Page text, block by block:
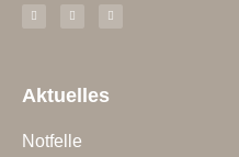
Aktuelles
Notfelle